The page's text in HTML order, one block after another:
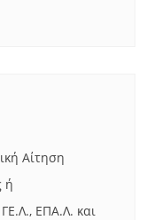
Αίτηση
ή
ΕΠΑ.Λ. και